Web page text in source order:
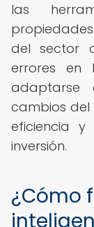
las
del sector
errores en
cambios
eficiencia y
inversión.
¿Cómo